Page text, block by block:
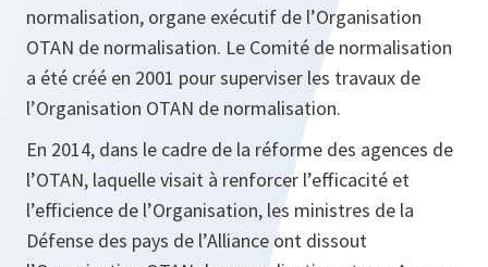
normalisation, organe exécutif de l’Organisation
OTAN de normalisation. Le Comité de normalisation
a été créé en 2001 pour superviser les travaux de
l’Organisation OTAN de normalisation.
En 2014, dans le cadre de la réforme des agences de
l’OTAN, laquelle visait à renforcer l’efficacité et
l’efficience de l’Organisation, les ministres de la
Défense des pays de l’Alliance ont dissout